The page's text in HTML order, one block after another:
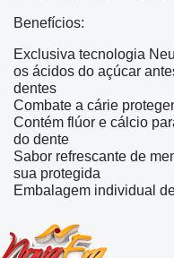
Benefícios:
Exclusiva tecnologia
os ácidos do açúcar
dentes
Combate a cárie
Contém flúor e cálcio
do dente
Sabor refrescante de
sua protegida
Embalagem individual